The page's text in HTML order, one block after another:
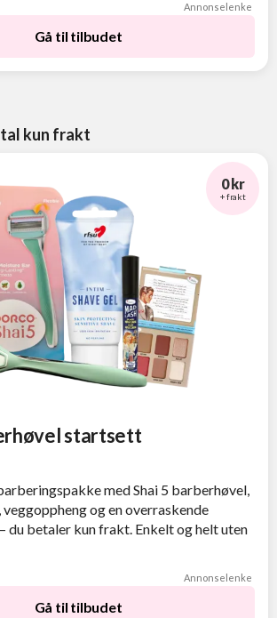
Annonselenke
Gå til tilbudet
kun frakt
startsett
0 kr
+ frakt
med Shai 5 barberhøvel,
veggoppheng og en overraskende
du betaler kun frakt. Enkelt og helt uten
Annonselenke
Gå til tilbudet